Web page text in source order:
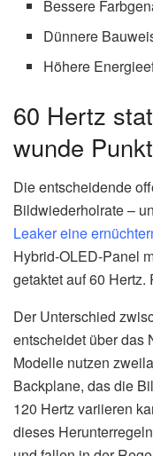
Bessere
Dünnere
Höhere
60 Hertz
wunde Punkt
Die entscheidende
Bildwiederholrate –
Leaker eine
Hybrid-OLED-Panel
getaktet auf 60
Der Unterschied
entscheidet über das
Modelle nutzen
Backplane, das die
120 Hertz variieren
dieses